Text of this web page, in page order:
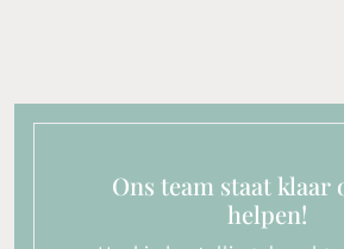
Ons team staat klaar
helpen!